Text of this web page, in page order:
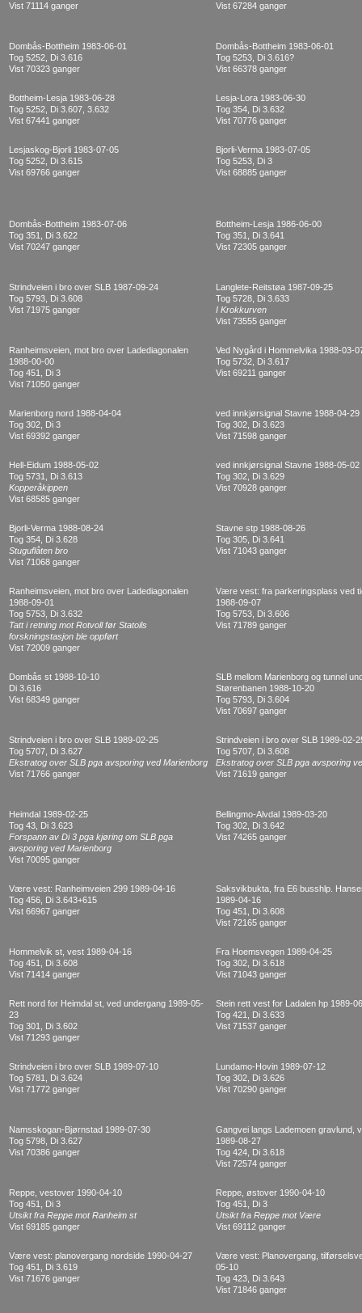
Vist 71114 ganger Vist 67284 ganger
Dombås-Bottheim 1983-06-01
Tog 5252, Di 3.616
Vist 70323 ganger
Dombås-Bottheim 1983-06-01
Tog 5253, Di 3.616?
Vist 66378 ganger
Bottheim-Lesja 1983-06-28
Tog 5252, Di 3.607, 3.632
Vist 67441 ganger
Lesja-Lora 1983-06-30
Tog 354, Di 3.632
Vist 70776 ganger
Lesjaskog-Bjorli 1983-07-05
Tog 5252, Di 3.615
Vist 69766 ganger
Bjorli-Verma 1983-07-05
Tog 5253, Di 3
Vist 68885 ganger
Dombås-Bottheim 1983-07-06
Tog 351, Di 3.622
Vist 70247 ganger
Bottheim-Lesja 1986-06-00
Tog 351, Di 3.641
Vist 72305 ganger
Strindveien i bro over SLB 1987-09-24
Tog 5793, Di 3.608
Vist 71975 ganger
Langlete-Reitstøa 1987-09-25
Tog 5728, Di 3.633
I Krokkurven
Vist 73555 ganger
Ranheimsveien, mot bro over Ladediagonalen
1988-00-00
Tog 451, Di 3
Vist 71050 ganger
Ved Nygård i Hommelvika 1988-03-
Tog 5732, Di 3.617
Vist 69211 ganger
Marienborg nord 1988-04-04
Tog 302, Di 3
Vist 69392 ganger
ved innkjørsignal Stavne 1988-04-29
Tog 302, Di 3.623
Vist 71598 ganger
Hell-Eidum 1988-05-02
Tog 5731, Di 3.613
Kopperåkippen
Vist 68585 ganger
ved innkjørsignal Stavne 1988-05-02
Tog 302, Di 3.629
Vist 70928 ganger
Bjorli-Verma 1988-08-24
Tog 354, Di 3.628
Stuguflåten bro
Vist 71068 ganger
Stavne stp 1988-08-26
Tog 305, Di 3.641
Vist 71043 ganger
Ranheimsveien, mot bro over Ladediagonalen
1988-09-01
Tog 5753, Di 3.632
Tatt i retning mot Rotvoll før Statoils
forskningstasjon ble oppført
Vist 72009 ganger
Være vest: fra parkeringsplass ved
1988-09-07
Tog 5753, Di 3.606
Vist 71789 ganger
Dombås st 1988-10-10
Di 3.616
Vist 68349 ganger
SLB mellom Marienborg og tunnel
Størenbanen 1988-10-20
Tog 5793, Di 3.604
Vist 70697 ganger
Strindveien i bro over SLB 1989-02-25
Tog 5707, Di 3.627
Ekstratog over SLB pga avsporing ved Marienborg
Vist 71766 ganger
Strindveien i bro over SLB 1989-02-
Tog 5707, Di 3.608
Ekstratog over SLB pga avsporing
Vist 71619 ganger
Heimdal 1989-02-25
Tog 43, Di 3.623
Forspann av Di 3 pga kjøring om SLB pga
avsporing ved Marienborg
Vist 70095 ganger
Bellingmo-Alvdal 1989-03-20
Tog 302, Di 3.642
Vist 74265 ganger
Være vest: Ranheimveien 299 1989-04-16
Tog 456, Di 3.643+615
Vist 66967 ganger
Saksvikbukta, fra E6 busshlp.
1989-04-16
Tog 451, Di 3.608
Vist 72165 ganger
Hommelvik st, vest 1989-04-16
Tog 451, Di 3.608
Vist 71414 ganger
Fra Hoemsvegen 1989-04-25
Tog 302, Di 3.618
Vist 71043 ganger
Rett nord for Heimdal st, ved undergang 1989-05-
23
Tog 301, Di 3.602
Vist 71293 ganger
Stein rett vest for Ladalen hp 1989-
Tog 421, Di 3.633
Vist 71537 ganger
Strindveien i bro over SLB 1989-07-10
Tog 5781, Di 3.624
Vist 71772 ganger
Lundamo-Hovin 1989-07-12
Tog 302, Di 3.626
Vist 70290 ganger
Namsskogan-Bjørnstad 1989-07-30
Tog 5798, Di 3.627
Vist 70386 ganger
Gangvei langs Lademoen gravlund,
1989-08-27
Tog 424, Di 3.618
Vist 72574 ganger
Reppe, vestover 1990-04-10
Tog 451, Di 3
Utsikt fra Reppe mot Ranheim st
Vist 69185 ganger
Reppe, østover 1990-04-10
Tog 451, Di 3
Utsikt fra Reppe mot Være
Vist 69112 ganger
Være vest: planovergang nordside 1990-04-27
Tog 451, Di 3.619
Vist 71676 ganger
Være vest: Planovergang,
05-10
Tog 423, Di 3.643
Vist 71846 ganger